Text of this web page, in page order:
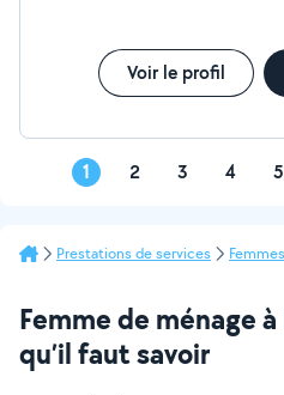
Voir le profil
1 2 3 4 5
Prestations de services
Femme de ménage
qu’il faut savoir